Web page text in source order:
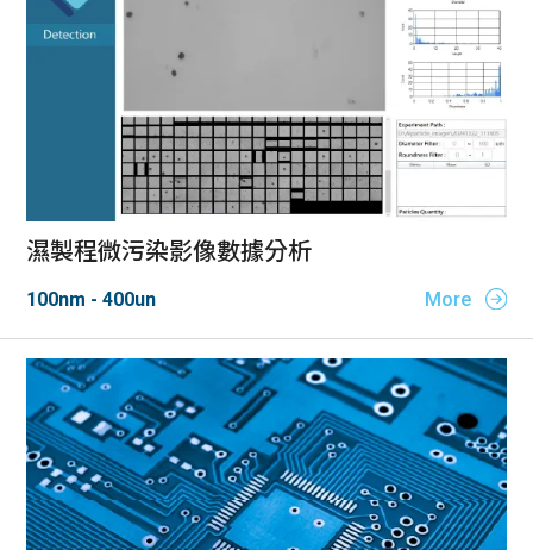
濕製程微污染影像數據分析
100nm - 400un More